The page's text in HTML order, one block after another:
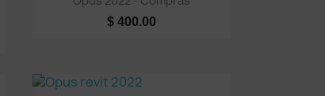
$ 400.00